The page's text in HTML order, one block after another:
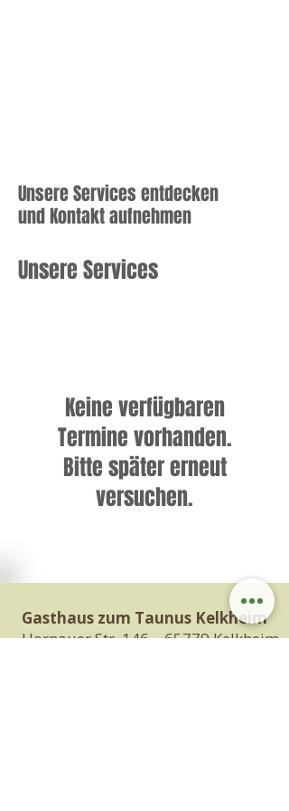
Unsere Services entdecken
und Kontakt aufnehmen
Unsere Services
Keine verfügbaren
Termine vorhanden.
Bitte später erneut
versuchen.
Gasthaus zum Taunus Kelkheim
Hornauer Str. 146 – 65779 Kelkheim